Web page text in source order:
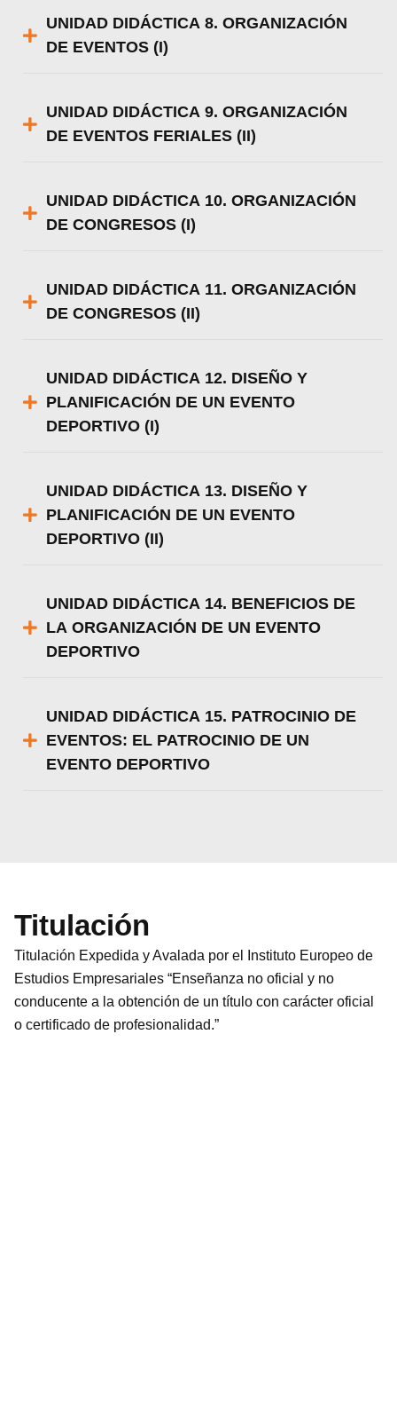
UNIDAD DIDÁCTICA 8. ORGANIZACIÓN
DE EVENTOS (I)
UNIDAD DIDÁCTICA 9. ORGANIZACIÓN
DE EVENTOS FERIALES (II)
UNIDAD DIDÁCTICA 10. ORGANIZACIÓN
DE CONGRESOS (I)
UNIDAD DIDÁCTICA 11. ORGANIZACIÓN
DE CONGRESOS (II)
UNIDAD DIDÁCTICA 12. DISEÑO Y
PLANIFICACIÓN DE UN EVENTO
DEPORTIVO (I)
UNIDAD DIDÁCTICA 13. DISEÑO Y
PLANIFICACIÓN DE UN EVENTO
DEPORTIVO (II)
UNIDAD DIDÁCTICA 14. BENEFICIOS DE
LA ORGANIZACIÓN DE UN EVENTO
DEPORTIVO
UNIDAD DIDÁCTICA 15. PATROCINIO DE
EVENTOS: EL PATROCINIO DE UN
EVENTO DEPORTIVO
Titulación
Titulación Expedida y Avalada por el Instituto Europeo de
Estudios Empresariales “Enseñanza no oficial y no
conducente a la obtención de un título con carácter oficial
o certificado de profesionalidad.”
Utilizamos cookies para ofrecerte la mejor
utilizamos o desactivarlas en los
Aceptar